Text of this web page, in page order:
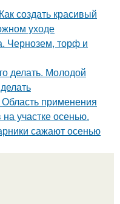
создать красивый
уходе
Чернозем, торф и
делать. Молодой
применения
участке осенью.
сажают осенью